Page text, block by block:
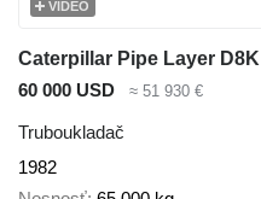
VIDEO
Caterpillar Pipe Layer D8K
60 000 USD
≈ 51 930 €
Truboukladač
1982